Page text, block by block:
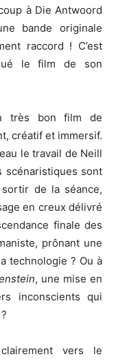
à Die Antwoord
bande originale
raccord ! C’est
le film de son
très bon film de
créatif et immersif.
le travail de Neill
scénaristiques sont
de la séance,
en creux délivré
finale des
prônant une
technologie ? Ou à
, une mise en
inconscients qui
vers le